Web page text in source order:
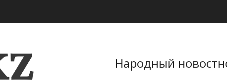
Народный